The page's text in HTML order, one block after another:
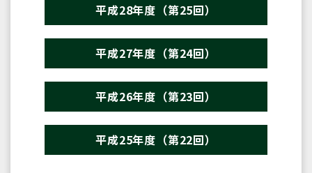
平成28年度（第25回）
平成27年度（第24回）
平成26年度（第23回）
平成25年度（第22回）